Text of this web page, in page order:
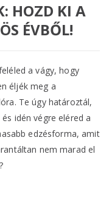
HOZD KI A
ÉVBŐL!
a vágy, hogy
éljék meg a
Te úgy határoztál,
idén végre eléred a
edzésforma, amit
nem marad el